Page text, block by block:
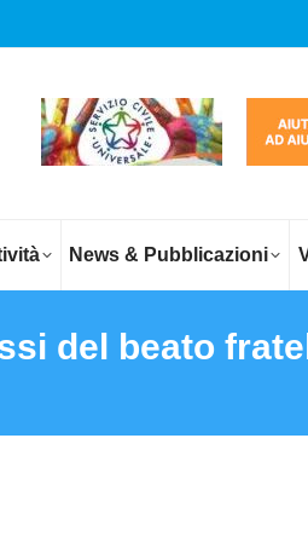
News & Pubblicazioni
del beato